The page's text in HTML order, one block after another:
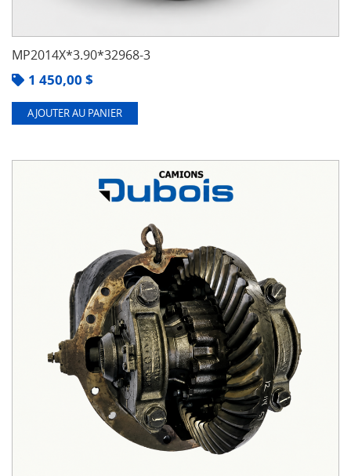
MP2014X*3.90*32968-3
1 450,00 $
AJOUTER AU PANIER